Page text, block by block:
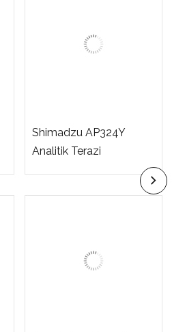
Shimadzu AP324Y
Analitik Terazi